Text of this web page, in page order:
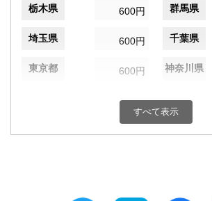
栃木県 600円 群馬県
埼玉県 600円 千葉県
東京都 600円 神奈川県
600円 富山県
すべて表示